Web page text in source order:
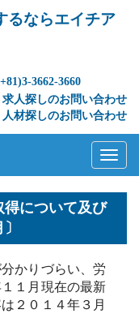
るならエイチア
3662-3660
求人探しのお問い合わせ
人材探しのお問い合わせ
得について及び
かりづらい、労
１月現在の最新
２０１４年３月